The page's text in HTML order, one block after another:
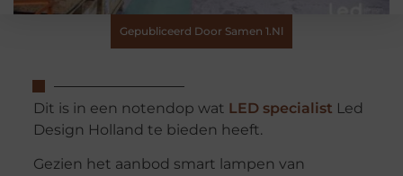
Gepubliceerd Door Samen 1.nl
Dit is in een notendop wat LED specialist Led
Design Holland te bieden heeft.
Gezien het aanbod smart lampen van